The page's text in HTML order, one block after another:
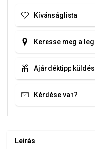
Kívánságlista
Keresse meg a
Ajándéktipp
Kérdése van?
Leírás